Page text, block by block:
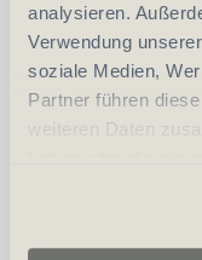
analysieren.
Verwendung
soziale Medien,
Partner führen
weiteren Daten
vergleichen